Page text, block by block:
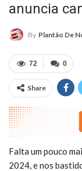
anuncia
By Plantão De
0
72
Share
Falta um pouco
2024, e nos